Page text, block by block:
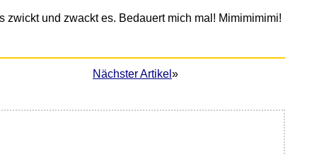
zwickt und zwackt es. Bedauert mich mal! Mimimimimi!
Nächster Artikel »